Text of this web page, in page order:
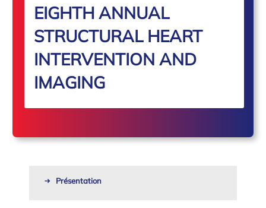
EIGHTH ANNUAL
STRUCTURAL HEART
INTERVENTION AND
IMAGING
Présentation